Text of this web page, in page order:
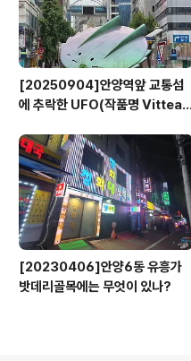
[20250904]안양역앞 교통섬
에 추락한 UFO(작품명 Vitteau
[20230406]안양6동 유흥가
밧데리골목에는 무엇이 있나?